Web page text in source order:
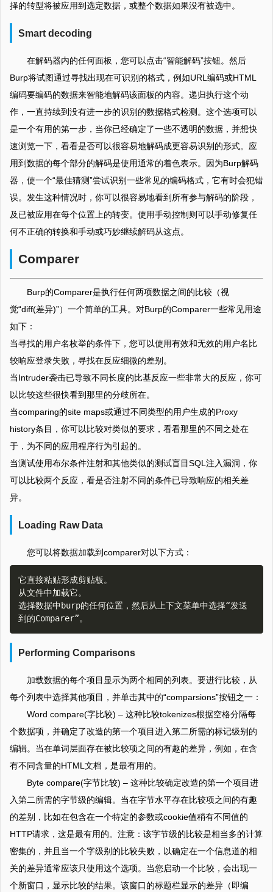
择的转型将被应用到选定数据，或整个数据如果没有被选中。
Smart decoding
在解码器内的任何面板，您可以点击“智能解码”按钮。然后
Burp将试图通过寻找出现在可识别的格式，例如URL编码或HTML
编码要编码的数据来智能地解码该面板的内容。递归执行这个动
作，一直持续到没有进一步的识别的数据格式检测。这个选项可以
是一个有用的第一步，当你已经确定了一些不透明的数据，并想快
速浏览一下，看看是否可以很容易地解码成更容易识别的形式。应
用到数据的每个部分的解码是使用通常的着色表示。因为Burp解码
器，使一个“最佳猜测”尝试识别一些常见的编码格式，它有时会犯错
误。发生这种情况时，你可以很容易地看到所有参与解码的阶段，
及已被应用在每个位置上的转变。使用手动控制则可以手动修复任
何不正确的转换和手动或巧妙继续解码从这点。
Comparer
Burp的Comparer是执行任何两项数据之间的比较（视
觉“diff(差异)”）一个简单的工具。对Burp的Comparer一些常见用途
如下：
当寻找的用户名枚举的条件下，您可以使用有效和无效的用户名比
较响应登录失败，寻找在反应细微的差别。
当Intruder袭击已导致不同长度的比基反应一些非常大的反应，你可
以比较这些很快看到那里的分歧所在。
当comparing的site maps或通过不同类型的用户生成的Proxy
history条目，你可以比较对类似的要求，看看那里的不同之处在
于，为不同的应用程序行为引起的。
当测试使用布尔条件注射和其他类似的测试盲目SQL注入漏洞，你
可以比较两个反应，看是否注射不同的条件已导致响应的相关差
异。
Loading Raw Data
您可以将数据加载到comparer对以下方式：
它直接粘贴形成剪贴板。
从文件中加载它。
选择数据中burp的任何位置，然后从上下文菜单中选择“发送
Performing Comparisons
加载数据的每个项目显示为两个相同的列表。要进行比较，从
每个列表中选择其他项目，并单击其中的“comparsions”按钮之一：
Word compare(字比较) – 这种比较tokenizes根据空格分隔每
个数据项，并确定了改造的第一个项目进入第二所需的标记级别的
编辑。当在单词层面存在被比较项之间的有趣的差异，例如，在含
有不同含量的HTML文档，是最有用的。
Byte compare(字节比较) – 这种比较确定改造的第一个项目进
入第二所需的字节级的编辑。当在字节水平存在比较项之间的有趣
的差别，比如在包含在一个特定的参数或cookie值稍有不同值的
HTTP请求，这是最有用的。注意：该字节级的比较是相当多的计算
密集的，并且当一个字级别的比较失败，以确定在一个信息道的相
关的差异通常应该只使用这个选项。当您启动一个比较，会出现一
个新窗口，显示比较的结果。该窗口的标题栏显示的差异（即编